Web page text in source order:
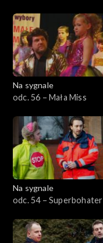
Na sygnale
odc. 56 – Mała Miss
Na sygnale
odc. 54 – Superbohater